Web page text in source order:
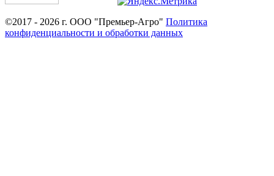
©2017 - 2026 г. ООО "Премьер-Агро" Политика
конфиденциальности и обработки данных